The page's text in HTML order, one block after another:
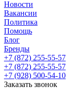
Новости
Вакансии
Политика
Помощь
Блог
Бренды
+7 (872) 255-55-57
+7 (872) 255-55-57
+7 (928) 500-54-10
Заказать звонок